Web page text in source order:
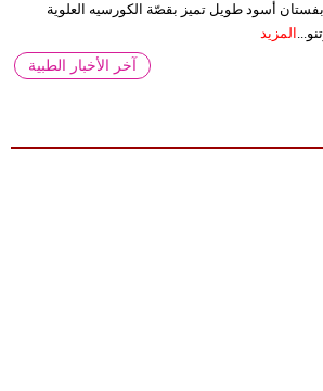
بفستان أسود طويل تميز بقصّة الكورسيه العلوية
المزيد
آخر الأخبار الطبية